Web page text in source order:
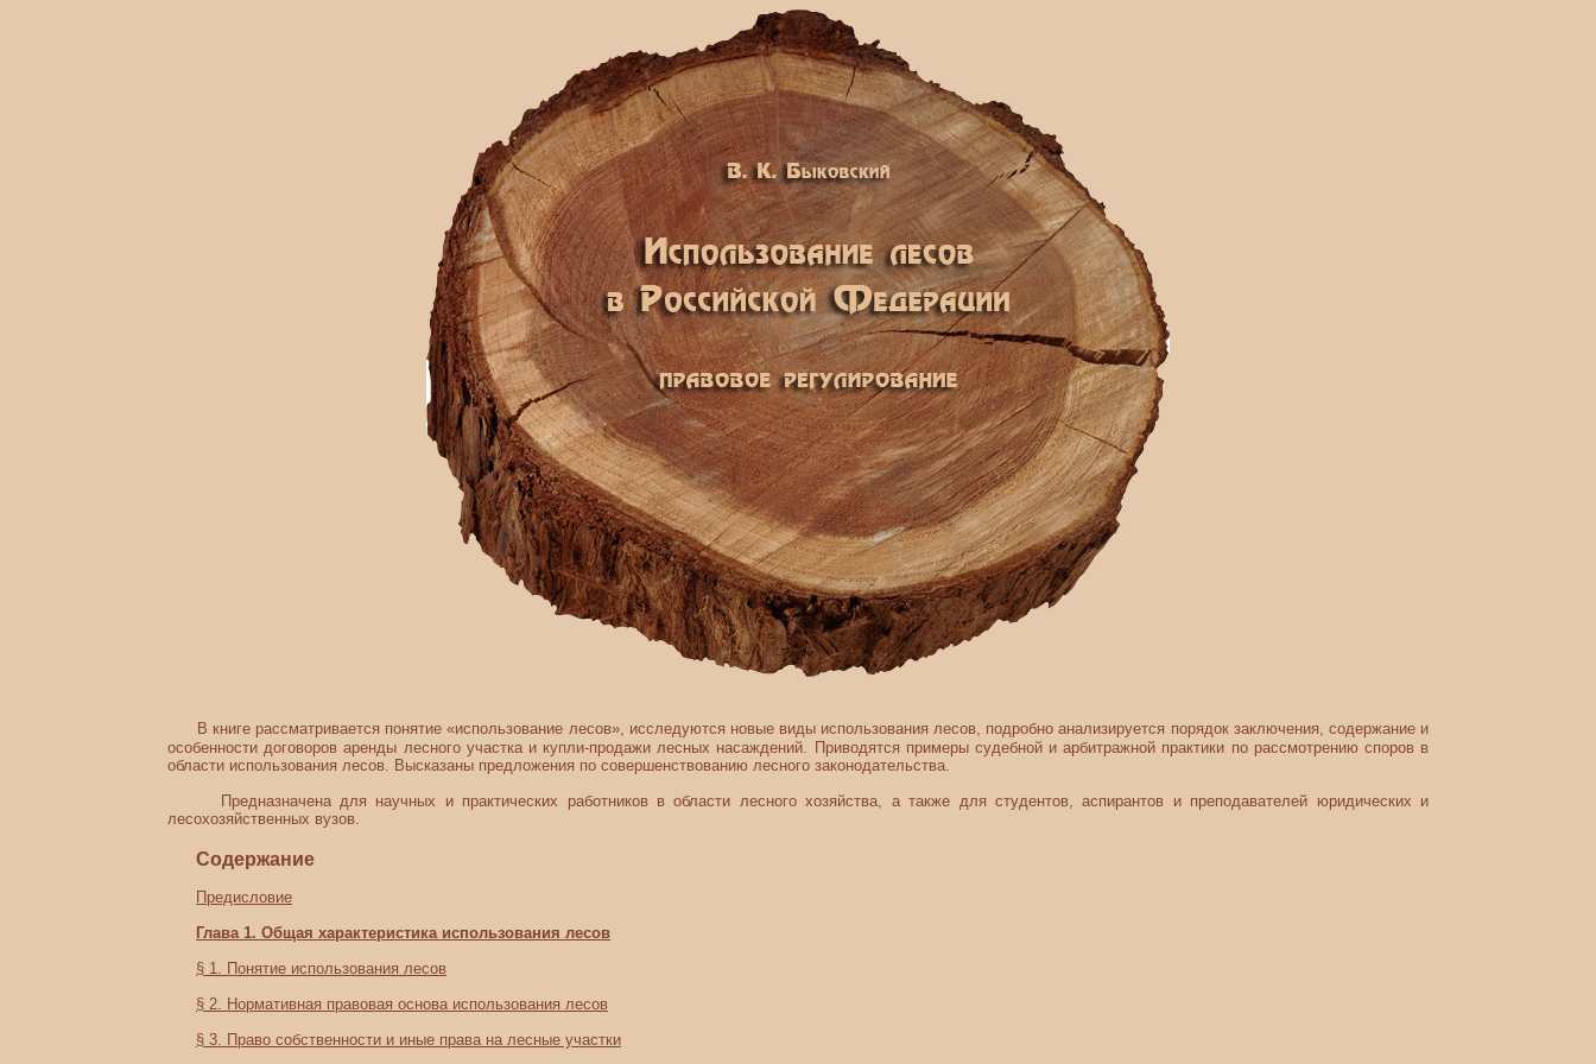
В книге рассматривается понятие «использование лесов», исследуются новые виды использования лесов, подробно анализируется порядок заключения, содержание и
особенности договоров аренды лесного участка и купли-продажи лесных насаждений. Приводятся примеры судебной и арбитражной практики по рассмотрению споров в
области использования лесов. Высказаны предложения по совершенствованию лесного законодательства.
Предназначена для научных и практических работников в области лесного хозяйства, а также для студентов, аспирантов и преподавателей юридических и
лесохозяйственных вузов.
Содержание
Предисловие
Глава 1. Общая характеристика использования лесов
§ 1. Понятие использования лесов
§ 2. Нормативная правовая основа использования лесов
§ 3. Право собственности и иные права на лесные участки